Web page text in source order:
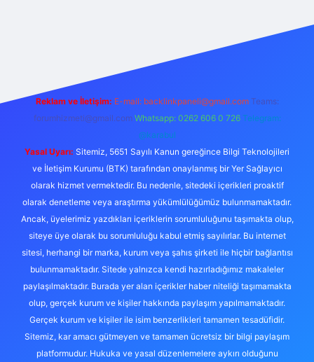
Reklam ve İletişim: E-mail: backlinkpaneli@gmail.com Teams:
forumhizmeti@gmail.com Whatsapp: 0262 606 0 726 Telegram:
@karabul
Yasal Uyarı: Sitemiz, 5651 Sayılı Kanun gereğince Bilgi Teknolojileri
ve İletişim Kurumu (BTK) tarafından onaylanmış bir Yer Sağlayıcı
olarak hizmet vermektedir. Bu nedenle, sitedeki içerikleri proaktif
olarak denetleme veya araştırma yükümlülüğümüz bulunmamaktadır.
Ancak, üyelerimiz yazdıkları içeriklerin sorumluluğunu taşımakta olup,
siteye üye olarak bu sorumluluğu kabul etmiş sayılırlar. Bu internet
sitesi, herhangi bir marka, kurum veya şahıs şirketi ile hiçbir bağlantısı
bulunmamaktadır. Sitede yalnızca kendi hazırladığımız makaleler
paylaşılmaktadır. Burada yer alan içerikler haber niteliği taşımamakta
olup, gerçek kurum ve kişiler hakkında paylaşım yapılmamaktadır.
Gerçek kurum ve kişiler ile isim benzerlikleri tamamen tesadüfidir.
Sitemiz, kar amacı gütmeyen ve tamamen ücretsiz bir bilgi paylaşım
platformudur. Hukuka ve yasal düzenlemelere aykırı olduğunu